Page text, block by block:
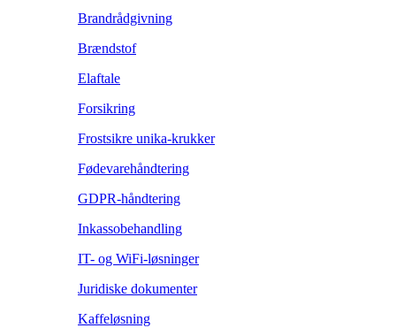
Brandrådgivning
Brændstof
Elaftale
Forsikring
Frostsikre unika-krukker
Fødevarehåndtering
GDPR-håndtering
Inkassobehandling
IT- og WiFi-løsninger
Juridiske dokumenter
Kaffeløsning